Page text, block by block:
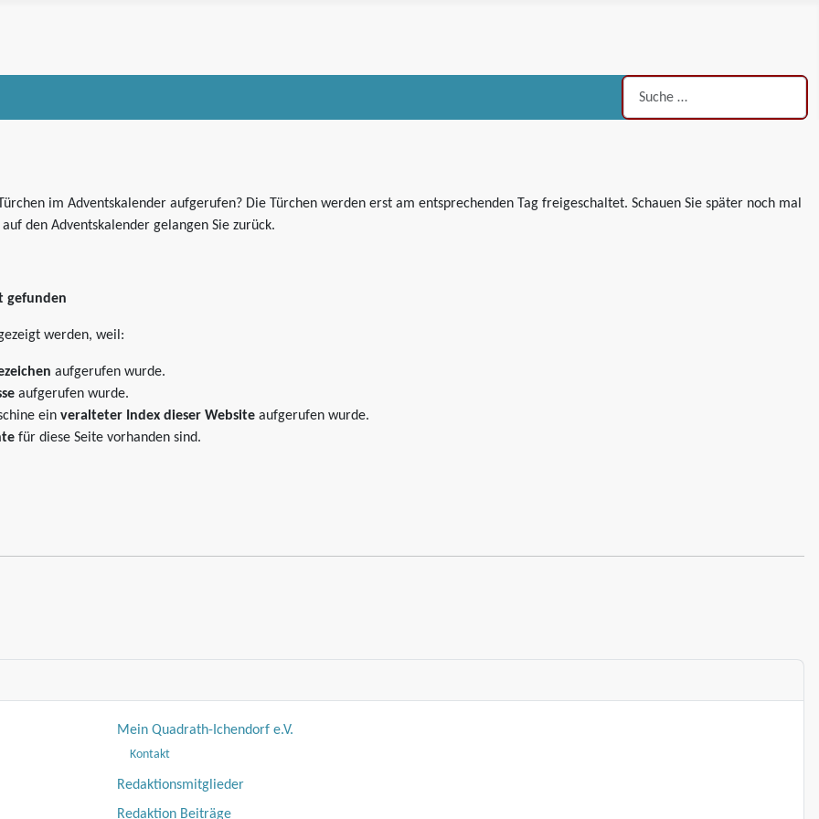
Suchen
im Adventskalender aufgerufen? Die Türchen werden erst am entsprechenden Tag freigeschaltet. Schauen Sie später noch mal
den Adventskalender gelangen Sie zurück.
gefunden
werden, weil:
aufgerufen wurde.
aufgerufen wurde.
ein veralteter Index dieser Website aufgerufen wurde.
für diese Seite vorhanden sind.
Mein Quadrath-Ichendorf e.V.
Kontakt
Redaktionsmitglieder
Redaktion Beiträge